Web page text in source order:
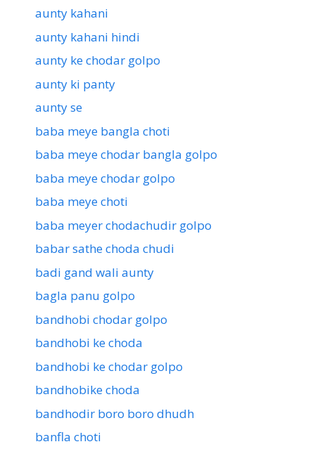
aunty kahani
aunty kahani hindi
aunty ke chodar golpo
aunty ki panty
aunty se
baba meye bangla choti
baba meye chodar bangla golpo
baba meye chodar golpo
baba meye choti
baba meyer chodachudir golpo
babar sathe choda chudi
badi gand wali aunty
bagla panu golpo
bandhobi chodar golpo
bandhobi ke choda
bandhobi ke chodar golpo
bandhobike choda
bandhodir boro boro dhudh
banfla choti